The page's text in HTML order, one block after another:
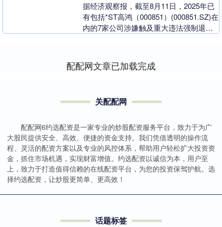
据经济观察报，截至8月11日，2025年已
有包括*ST高鸿（000851）(000851.SZ)在
内的7家公司涉嫌触及重大违法强制退市
配配网文章已加载完成
关配配网
配配网6约选配资是一家专业的炒股配资服务平台，致力于为广
大股民提供安全、高效、便捷的资金支持。我们凭借透明的操作流
程、灵活的配资方案以及专业的风控体系，帮助用户轻松扩大投资资
金，抓住市场机遇，实现财富增值。约选配资以诚信为本，用户至
上，致力于打造值得信赖的在线配资平台，为您的投资保驾护航。选
择约选配资，让炒股更简单、更高效！
话题标签